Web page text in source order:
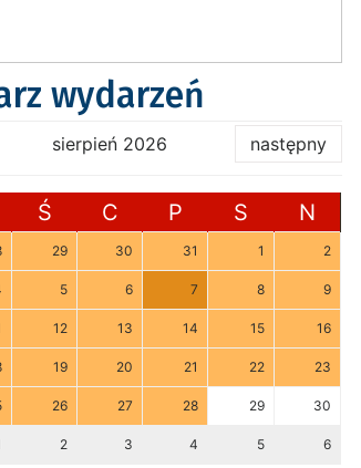
wydarzeń
sierpień 2026 następny
Ś C P S N
29 30 31 1 2
5 6 7 8 9
12 13 14 15 16
19 20 21 22 23
26 27 28 29 30
2 3 4 5 6